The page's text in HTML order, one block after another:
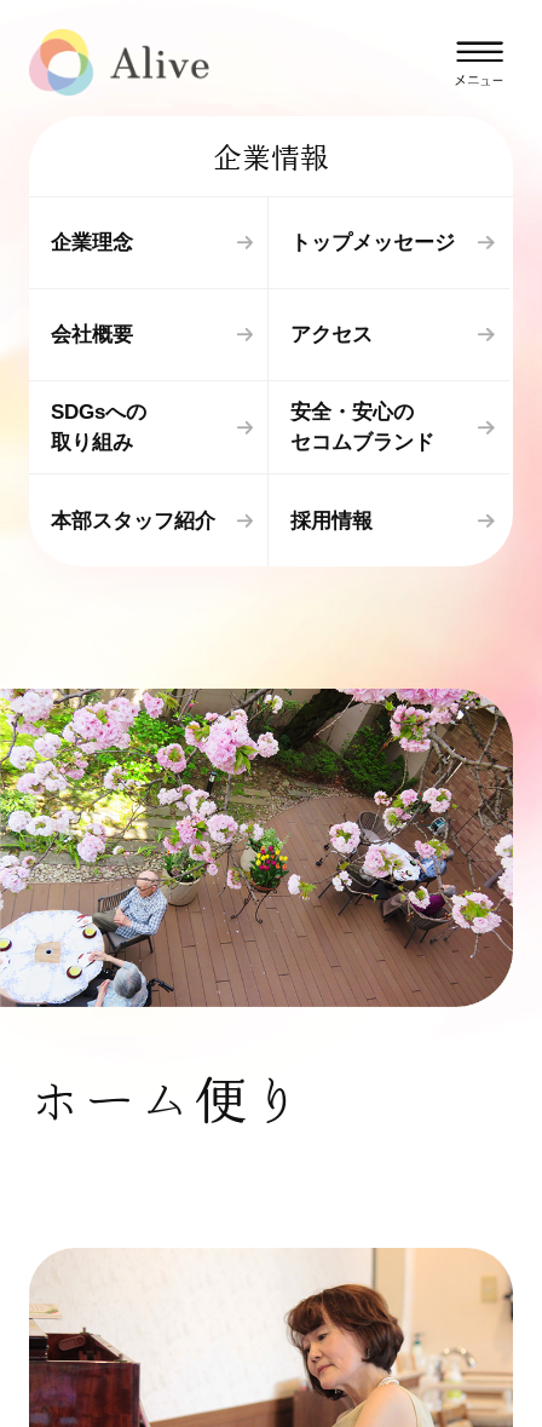
企業情報
企業理念 トップメッセージ
会社概要 アクセス
SDGsへの
取り組み
安全・安心の
セコムブランド
本部スタッフ紹介 採用情報
ホーム便り